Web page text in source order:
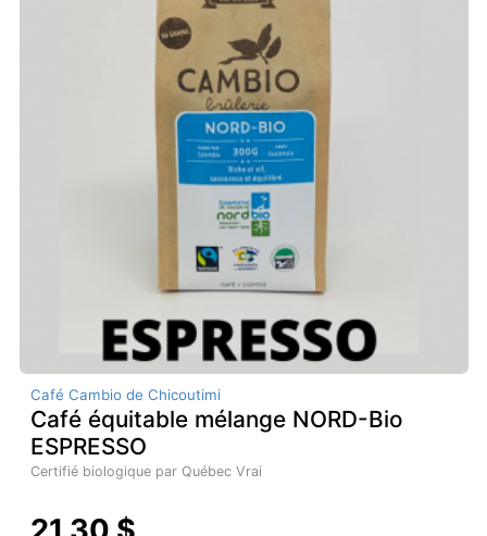
Café Cambio de Chicoutimi
Café équitable mélange NORD-Bio
ESPRESSO
Certifié biologique par Québec Vrai